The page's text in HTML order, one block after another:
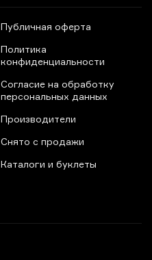
Публичная оферта
Политика
конфиденциальности
Согласие на обработку
персональных данных
Производители
Снято с продажи
Каталоги и буклеты